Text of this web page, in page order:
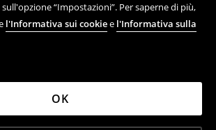
“Impostazioni”. Per saperne di più,
l'Informativa sui cookiee l'Informativa sulla
OK
di prodotti